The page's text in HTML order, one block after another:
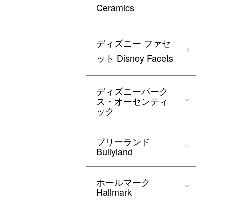
Ceramics
ディズニー ファセ
ット Disney Facets
ディズニーパーク
ス・オーセンティ
ック
ブリーランド
Bullyland
ホールマーク
Hallmark